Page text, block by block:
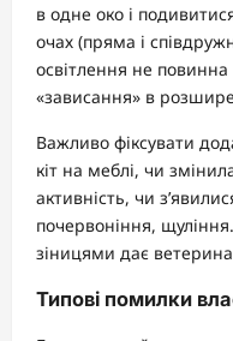
в одне око і
очах (пряма і
освітлення не
«зависання» в
Важливо фіксувати
кіт на меблі, чи
активність, чи
почервоніння,
зіницями дає
Типові помилки